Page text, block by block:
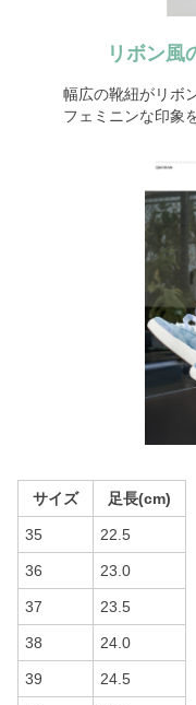
リボン風
幅広の靴紐がリボ
フェミニンな印象
サイズ 足長(cm)
35 22.5
36 23.0
37 23.5
38 24.0
39 24.5